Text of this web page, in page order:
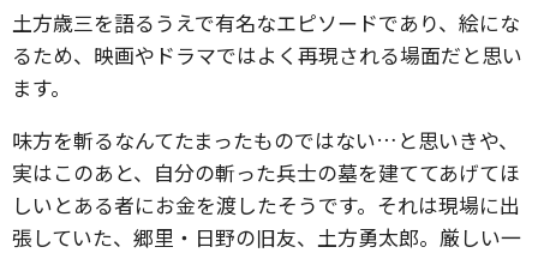
土方歳三を語るうえで有名なエピソードであり、絵にな
るため、映画やドラマではよく再現される場面だと思い
ます。
味方を斬るなんてたまったものではない…と思いきや、
実はこのあと、自分の斬った兵士の墓を建ててあげてほ
しいとある者にお金を渡したそうです。それは現場に出
張していた、郷里・日野の旧友、土方勇太郎。厳しい一